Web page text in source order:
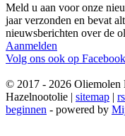
Meld u aan voor onze
jaar verzonden en bevat
nieuwsberichten over de
Aanmelden
Volg ons ook op Facebook
© 2017 - 2026
Hazelnootolie | sitemap |
beginnen - powered by